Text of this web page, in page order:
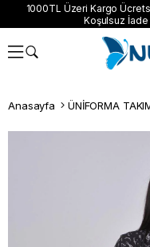
1000TL Üzeri Kargo
Koşulsuz İade
Anasayfa ÜNİFORMA